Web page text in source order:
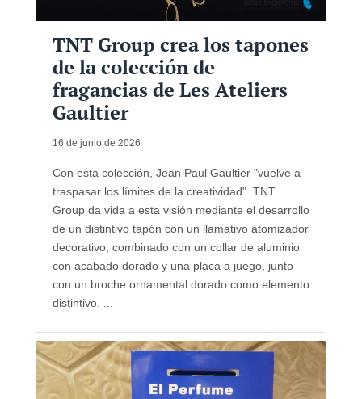
TNT Group crea los tapones
de la colección de
fragancias de Les Ateliers
Gaultier
16 de junio de 2026
Con esta colección, Jean Paul Gaultier "vuelve a
traspasar los límites de la creatividad". TNT
Group da vida a esta visión mediante el desarrollo
de un distintivo tapón con un llamativo atomizador
decorativo, combinado con un collar de aluminio
con acabado dorado y una placa a juego, junto
con un broche ornamental dorado como elemento
distintivo. ...